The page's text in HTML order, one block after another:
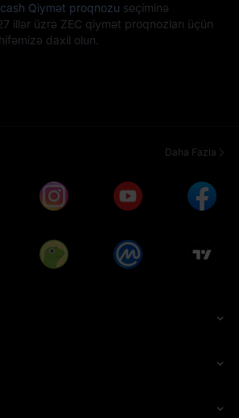
Qiymət proqnozu seçiminə
illər üzrə ZEC qiymət proqnozları üçün
daxil olun.
Daha Fazla